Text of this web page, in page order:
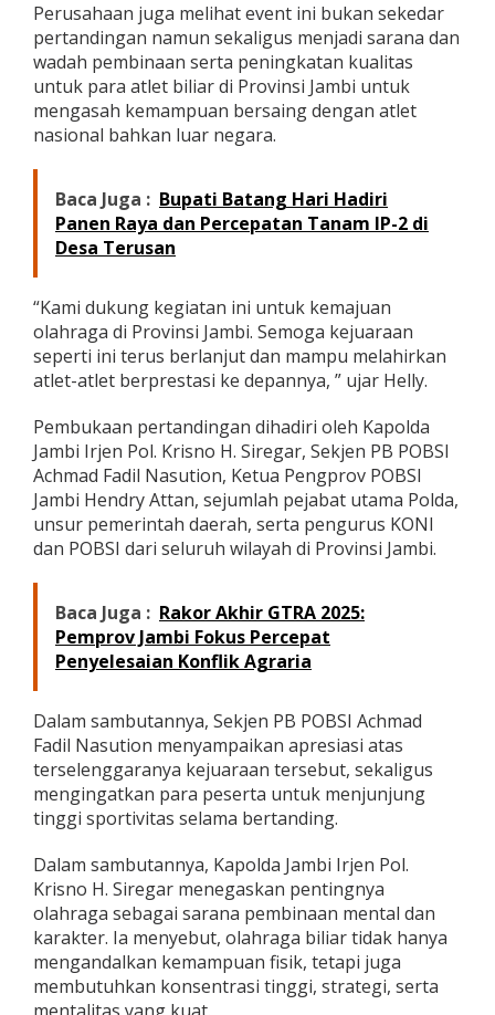
l
i
a
r
B
a
I
n
t
e
n
a
t
i
o
a
l
K
a
p
o
d
u
p
Perusahaan juga melihat event ini bukan sekedar
pertandingan namun sekaligus menjadi sarana dan
wadah pembinaan serta peningkatan kualitas
untuk para atlet biliar di Provinsi Jambi untuk
mengasah kemampuan bersaing dengan atlet
nasional bahkan luar negara.
Baca Juga : Bupati Batang Hari Hadiri
Panen Raya dan Percepatan Tanam IP-2 di
Desa Terusan
“Kami dukung kegiatan ini untuk kemajuan
olahraga di Provinsi Jambi. Semoga kejuaraan
seperti ini terus berlanjut dan mampu melahirkan
atlet-atlet berprestasi ke depannya, ” ujar Helly.
Pembukaan pertandingan dihadiri oleh Kapolda
Jambi Irjen Pol. Krisno H. Siregar, Sekjen PB POBSI
Achmad Fadil Nasution, Ketua Pengprov POBSI
Jambi Hendry Attan, sejumlah pejabat utama Polda,
unsur pemerintah daerah, serta pengurus KONI
dan POBSI dari seluruh wilayah di Provinsi Jambi.
Baca Juga : Rakor Akhir GTRA 2025:
Pemprov Jambi Fokus Percepat
Penyelesaian Konflik Agraria
Dalam sambutannya, Sekjen PB POBSI Achmad
Fadil Nasution menyampaikan apresiasi atas
terselenggaranya kejuaraan tersebut, sekaligus
mengingatkan para peserta untuk menjunjung
tinggi sportivitas selama bertanding.
Dalam sambutannya, Kapolda Jambi Irjen Pol.
Krisno H. Siregar menegaskan pentingnya
olahraga sebagai sarana pembinaan mental dan
karakter. Ia menyebut, olahraga biliar tidak hanya
mengandalkan kemampuan fisik, tetapi juga
membutuhkan konsentrasi tinggi, strategi, serta